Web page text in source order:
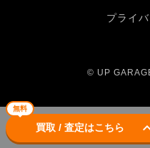
無料
買取 / 査定はこちら
プライ
© UP